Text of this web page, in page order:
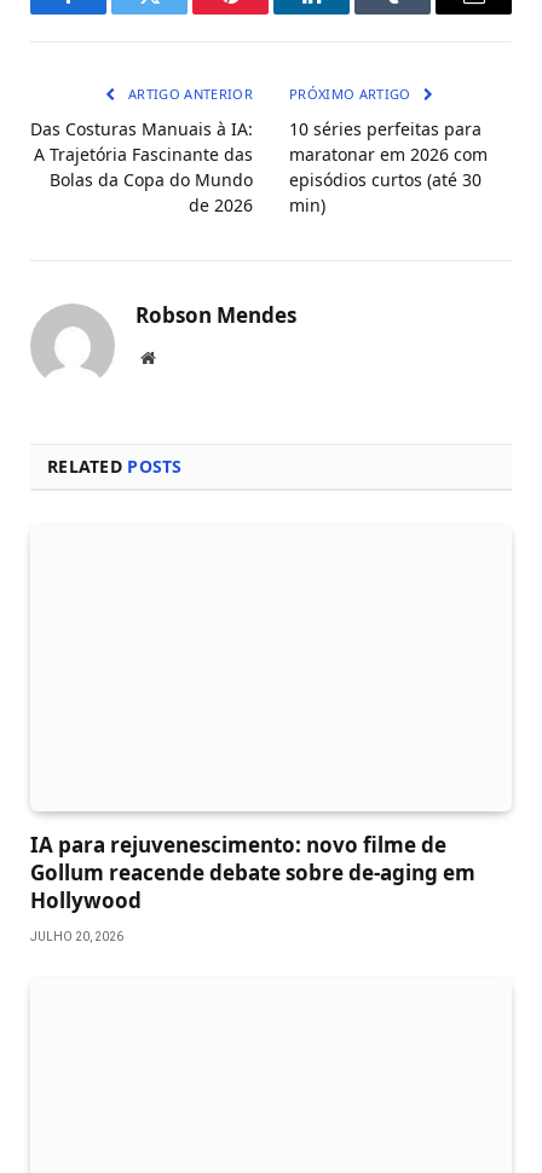
FacebookTwitter Pinterest LinkedInTumblr
E-
ARTIGO ANTERIOR
Das Costuras Manuais à IA:
A Trajetória Fascinante das
Bolas da Copa do Mundo
de 2026
PRÓXIMO ARTIGO
10 séries perfeitas para
maratonar em 2026 com
episódios curtos (até 30
min)
Robson Mendes
Local
RELATED POSTS
IA para rejuvenescimento: novo filme de
Gollum reacende debate sobre de-aging em
Hollywood
JULHO 20, 2026